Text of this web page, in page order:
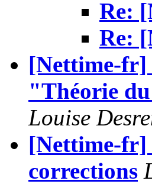
Re:
Re:
[Nettime-fr]
"Théorie
Louise
[Nettime-fr]
corrections